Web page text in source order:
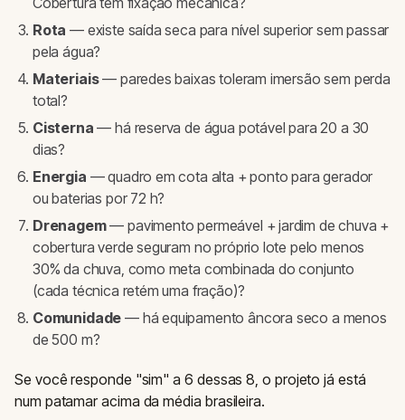
Rota — existe saída seca para nível superior sem passar
pela água?
Materiais— paredes baixas toleram imersão sem perda
total?
Cisterna — há reserva de água potável para 20 a 30
dias?
Energia — quadro em cota alta + ponto para gerador
ou baterias por 72 h?
Drenagem— pavimento permeável + jardim de chuva +
cobertura verde seguram no próprio lote pelo menos
30% da chuva, como meta combinada do conjunto
(cada técnica retém uma fração)?
Comunidade — há equipamento âncora seco a menos
de 500 m?
Se você responde "sim" a 6 dessas 8, o projeto já está
num patamar acima da média brasileira.